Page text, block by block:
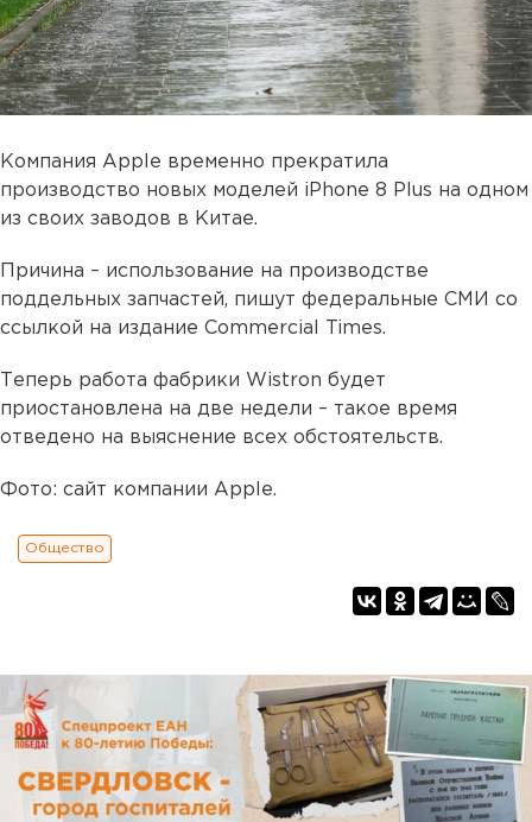
Компания Apple временно прекратила
производство новых моделей iPhone 8 Plus на одном
из своих заводов в Китае.
Причина – использование на производстве
поддельных запчастей, пишут федеральные СМИ со
ссылкой на издание Commercial Times.
Теперь работа фабрики Wistron будет
приостановлена на две недели – такое время
отведено на выяснение всех обстоятельств.
Фото: сайт компании Apple.
Общество